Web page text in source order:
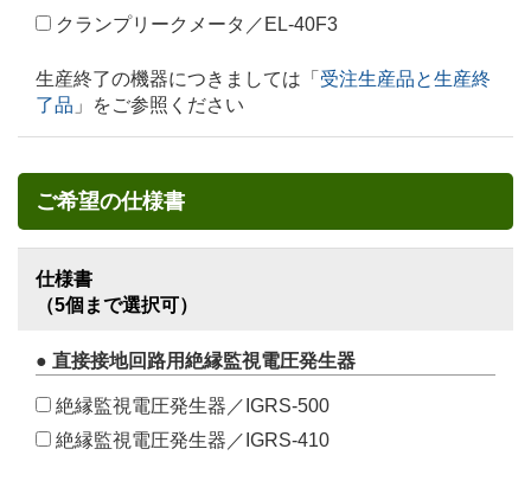
クランプリークメータ／EL-40F3
生産終了の機器につきましては「 受注生産品と生産終
了品 」をご参照ください
ご希望の仕様書
仕様書
（5個まで選択可）
● 直接接地回路用絶縁監視電圧発生器
絶縁監視電圧発生器／IGRS-500
絶縁監視電圧発生器／IGRS-410